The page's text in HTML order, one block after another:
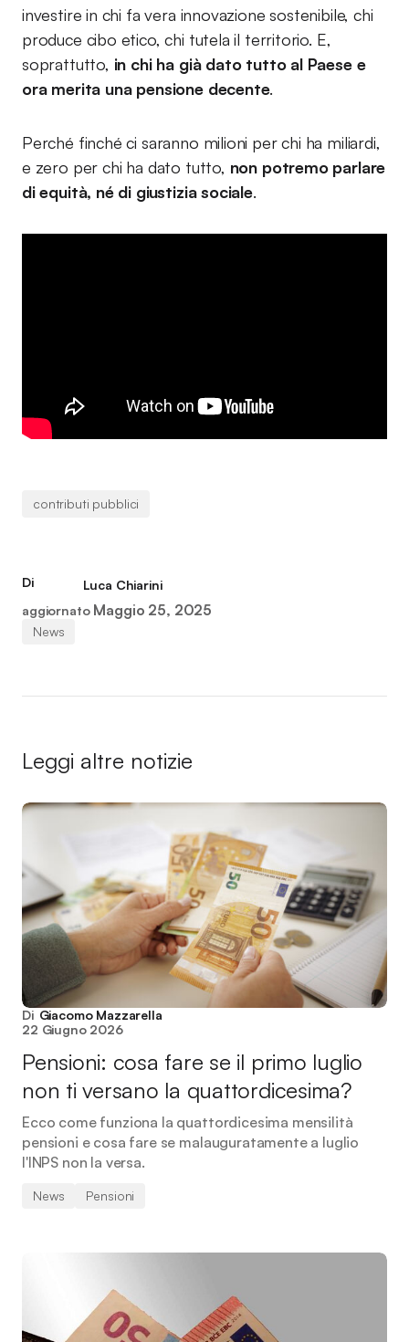
investire in chi fa vera innovazione sostenibile, chi
produce cibo etico, chi tutela il territorio. E,
soprattutto, in chi ha già dato tutto al Paese e
ora merita una pensione decente.
Perché finché ci saranno milioni per chi ha miliardi,
e zero per chi ha dato tutto, non potremo parlare
di equità, né di giustizia sociale.
contributi pubblici
Di
Luca Chiarini
aggiornato Maggio 25, 2025
News
Leggi altre notizie
Di Giacomo Mazzarella
22 Giugno 2026
Pensioni: cosa fare se il primo luglio
non ti versano la quattordicesima?
Ecco come funziona la quattordicesima mensilità
pensioni e cosa fare se malauguratamente a luglio
l'INPS non la versa.
News Pensioni